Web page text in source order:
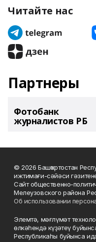
Читайте нас
Партнеры
Фотобанк
журналистов РБ
© 2026 Башҡортостан
ижтимағи-сәйәси
Сайт общественно-
Мелеузовского района
Об использовании
Элемтә, мәғлүмәт
өлкәһендә күҙәтеү
Республикаһы буйынса